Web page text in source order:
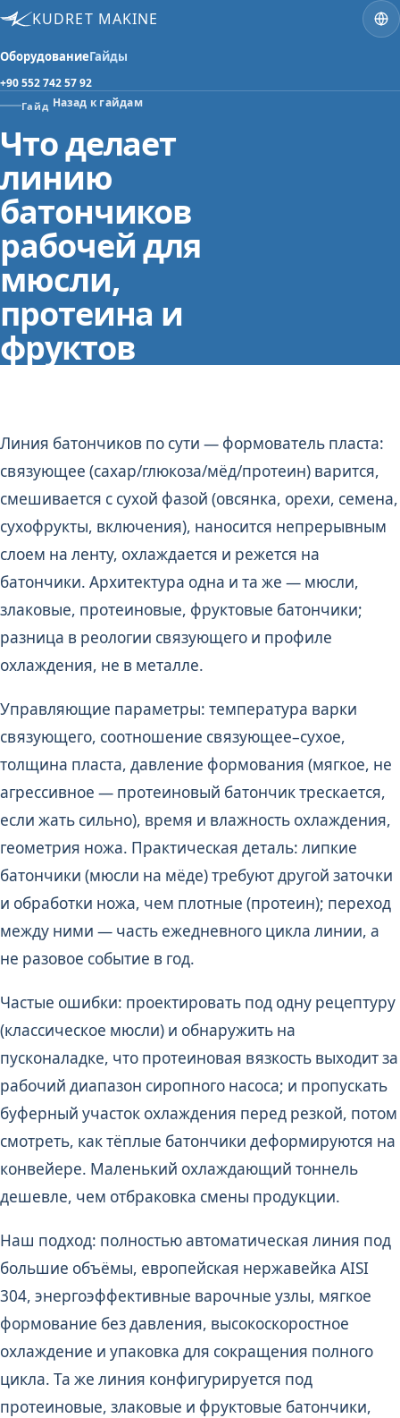
KUDRET MAKINE
ОборудованиеГайды
+90 552 742 57 92
Гайд Назад к гайдам
Что делает
линию
батончиков
рабочей для
мюсли,
протеина и
фруктов
Линия батончиков по сути — формователь пласта:
связующее (сахар/глюкоза/мёд/протеин) варится,
смешивается с сухой фазой (овсянка, орехи, семена,
сухофрукты, включения), наносится непрерывным
слоем на ленту, охлаждается и режется на
батончики. Архитектура одна и та же — мюсли,
злаковые, протеиновые, фруктовые батончики;
разница в реологии связующего и профиле
охлаждения, не в металле.
Управляющие параметры: температура варки
связующего, соотношение связующее–сухое,
толщина пласта, давление формования (мягкое, не
агрессивное — протеиновый батончик трескается,
если жать сильно), время и влажность охлаждения,
геометрия ножа. Практическая деталь: липкие
батончики (мюсли на мёде) требуют другой заточки
и обработки ножа, чем плотные (протеин); переход
между ними — часть ежедневного цикла линии, а
не разовое событие в год.
Частые ошибки: проектировать под одну рецептуру
(классическое мюсли) и обнаружить на
пусконаладке, что протеиновая вязкость выходит за
рабочий диапазон сиропного насоса; и пропускать
буферный участок охлаждения перед резкой, потом
смотреть, как тёплые батончики деформируются на
конвейере. Маленький охлаждающий тоннель
дешевле, чем отбраковка смены продукции.
Наш подход: полностью автоматическая линия под
большие объёмы, европейская нержавейка AISI
304, энергоэффективные варочные узлы, мягкое
формование без давления, высокоскоростное
охлаждение и упаковка для сокращения полного
цикла. Та же линия конфигурируется под
протеиновые, злаковые и фруктовые батончики,